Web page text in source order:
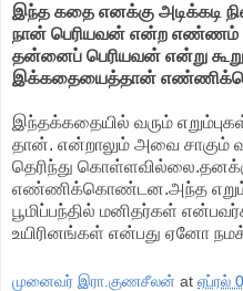
இந்த கதை எனக்கு அடிக்கடி
நான் பெரியவன் என்ற எண்ணம்
தன்னைப் பெரியவன் என்று
இக்கதையைத்தான்
இந்தக்கதையில் வரும்
தான். என்றாலும் அவை சாகும்
தெரிந்து
எண்ணிக்கொண்டன.அந்த
பூமிப்பந்தில் மனிதர்கள்
உயிரினங்கள் என்பது ஏனோ
முனைவர் இரா.குணசீலன் at ஏப்ரல்